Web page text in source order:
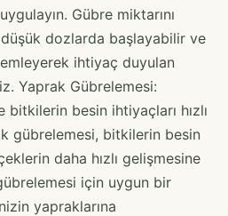
Gübre miktarını
düşük dozlarda başlayabilir ve
ihtiyaç duyulan
Yaprak Gübrelemesi:
besin ihtiyaçları hızlı
gübrelemesi, bitkilerin besin
daha hızlı gelişmesine
için uygun bir
yapraklarına